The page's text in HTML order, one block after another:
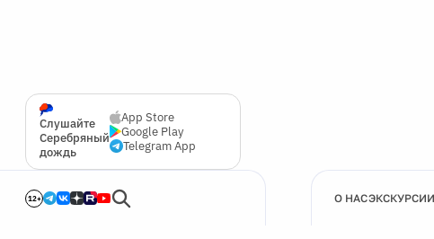
Слушайте
Серебряный
дождь
App Store
Google Play
Telegram App
12+ О НАС